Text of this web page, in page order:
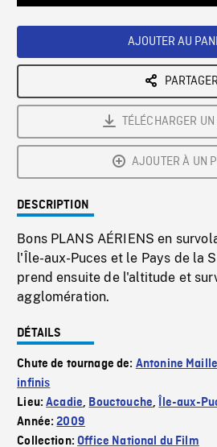
AJOUTER AU
PARTAGER
TÉLÉCHARGER
AJOUTER À UN
DESCRIPTION
Bons PLANS AÉRIENS en
l'Île-aux-Puces et le Pays de la
prend ensuite de l'altitude et
agglomération.
DÉTAILS
Chute de tournage de: Antonine
infinis
Lieu:Acadie, Bouctouche,
Île-aux-
Année:2009
Collection:Office National du Film